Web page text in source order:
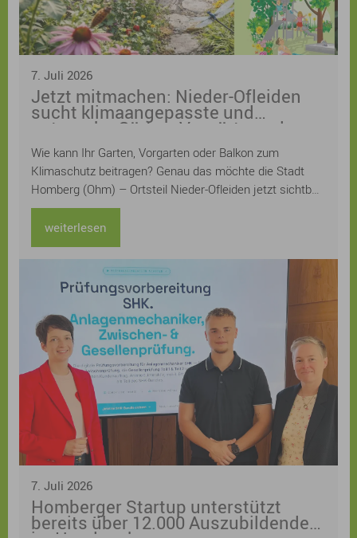
7. Juli 2026
Jetzt mitmachen: Nieder-Ofleiden
sucht klimaangepasste und
naturnahe Gärten, Vorgärten oder
Balkone! Anmeldung ist weiterhin
möglich
Wie kann Ihr Garten, Vorgarten oder Balkon zum
Klimaschutz beitragen? Genau das möchte die Stadt
Homberg (Ohm) – Ortsteil Nieder-Ofleiden jetzt sichtbar
machen – und lädt alle Bürgerinnen und Bürger herzlich
zur Teilnahme am Gartenwettbewerb „Klimaangepasste
und naturnahe Gärten“ im Klimaquartier Nieder-Ofleiden
ein.
weiterlesen
7. Juli 2026
Homberger Startup unterstützt
bereits über 12.000 Auszubildende